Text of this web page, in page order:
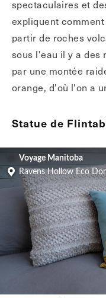
spectaculaires et
expliquent
partir de roches
sous l'eau il y a des
par une montée
orange, d'où l'on a
Statue de
Voyage Manitoba
Ravens Hollow Eco